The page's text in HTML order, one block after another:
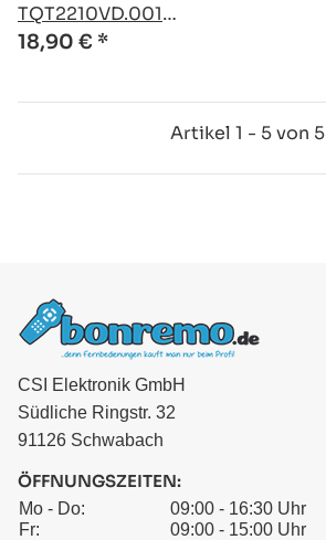
TQT2210VD.001
kompatible Ersatz
18,90 € *
Artikel 1 - 5 von 5
CSI Elektronik GmbH
Südliche Ringstr. 32
91126 Schwabach
ÖFFNUNGSZEITEN:
Mo - Do:
09:00 - 16:30 Uhr
Fr:
09:00 - 15:00 Uhr